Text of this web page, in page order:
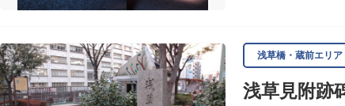
浅草橋・蔵前エリア
浅草見附跡